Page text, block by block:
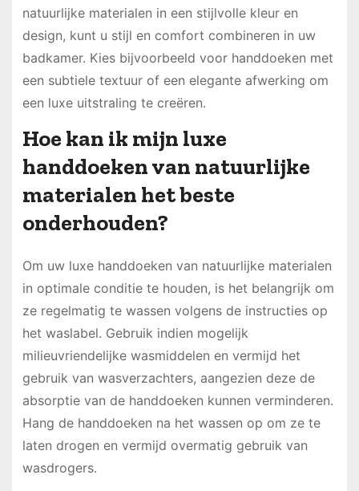
natuurlijke materialen in een stijlvolle kleur en
design, kunt u stijl en comfort combineren in uw
badkamer. Kies bijvoorbeeld voor handdoeken met
een subtiele textuur of een elegante afwerking om
een luxe uitstraling te creëren.
Hoe kan ik mijn luxe
handdoeken van natuurlijke
materialen het beste
onderhouden?
Om uw luxe handdoeken van natuurlijke materialen
in optimale conditie te houden, is het belangrijk om
ze regelmatig te wassen volgens de instructies op
het waslabel. Gebruik indien mogelijk
milieuvriendelijke wasmiddelen en vermijd het
gebruik van wasverzachters, aangezien deze de
absorptie van de handdoeken kunnen verminderen.
Hang de handdoeken na het wassen op om ze te
laten drogen en vermijd overmatig gebruik van
wasdrogers.